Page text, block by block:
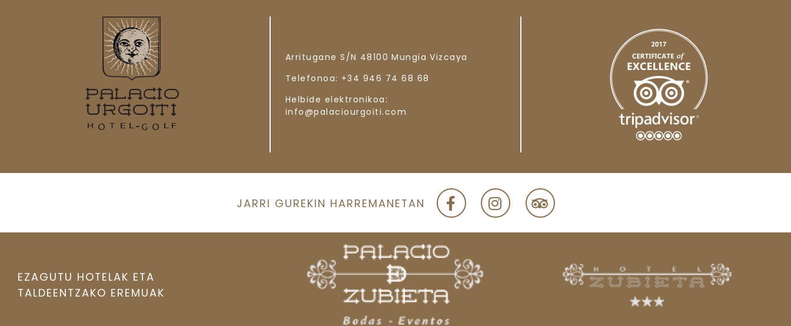
Arritugane S/N 48100 Mungia Vizcaya
Telefonoa: +34 946 74 68 68
Helbide elektronikoa:
info@palaciourgoiti.com
JARRI GUREKIN HARREMANETAN
EZAGUTU HOTELAK ETA
TALDEENTZAKO EREMUAK